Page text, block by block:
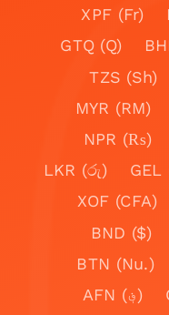
XPF (Fr)
GTQ (Q)
TZS (Sh)
MYR (RM)
NPR (₨)
LKR (රු)
GEL
XOF (CFA)
BND ($)
BTN (Nu.)
AFN (؋)